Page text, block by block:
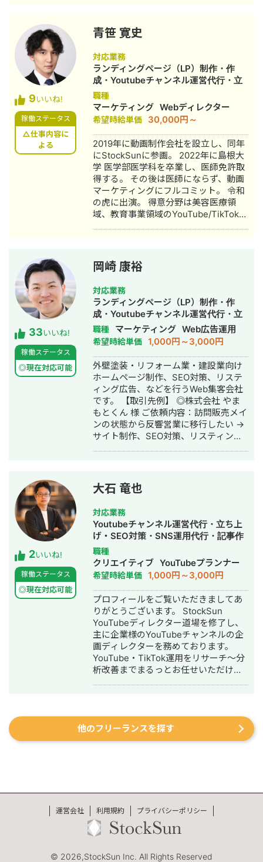
対策を1人で担当し、月間アクセス数を
約7倍(3,000→約22,000)、月間問い合
わせ件数を1件から4〜5件まで成長。
・人材系SEOメディアにてKW「商標名
+評判」で1位、「転職エージェント お
すすめ」で10位以内を獲得。
#YouTube ・法人向けYouTubeチャン
ネル運営に立ち上げ時から携わり、チ
ャンネル登録者数4,000人、月間商談獲
得10〜15件達成。 →企画、台本作成、
撮影、編集、分析全て担当。 ■ 主な経
験業界 ・買取サービス ・不用品回収
・人材紹介：toC/toBいずれも経験あり
・営業代行 ・SaaS ・広告代理店 ・飲
食店 ・官公庁
26歳で退職。国家資格取得を目指し医
療短期大学へ入学。 ■ 柔道整復師 国
家資格取得・整形外科入職 資格取得
後、岐阜県内の整形外科クリニックに
入職。臨床の現場で集客・経営課題を
肌で感じ、デジタルマーケティングへ
の関心が深まる。 ■ 誠美接骨院 創
業・FC学習塾 オーナー就任 岐阜県に
「誠美接骨院」を開業。県下初の取り
組みとして交通事故専門弁護士法人と
の業務提携を締結し、客単価80,000円
の高単価ビジネスモデルを確立。その
後、FC学習塾「キミノスクール岐阜
校」のオーナーとしても教育事業に参
入。自院・塾の集客でSNSやLINEを活
用したデジタルマーケティングを実
践・検証する中で、中小企業向けの
Webコンサルティング事業を開始。現
13年目） 「地域の利益を生み出し課題
解決を実現する（Regional Yield
Solution REALIZE）」をミッションに
掲げ、岐阜県を拠点に全国の中小企
業・スタートアップを対象としたSNS
プロモーション・デジタルPR戦略支援
事業を展開。 Instagram・X・
TikTok・YouTube・LINEの全SNSプラ
ットフォームに対応した一気通貫の伴
走型PR支援を提供し、累計支援実績
300社以上。Lステップ正規代理店・iス
テップ正規代理店として、LINE・
Instagramの自動化支援にも対応。 代
理店ビジネスでは1年間で174社の加盟
獲得・売上9,500万円を達成するなど、
地方発のデジタルマーケティング会社
として実績を積み上げています。
9いいね!
稼働ステータス
△仕事内容に
よる
青笹 寛史
対応業務
ランディングページ（LP）制作・作
成・Youtubeチャンネル運営代行・立
ち上げ・新規事業立上・SNS運用代
行・キャスティング・動画制作・動画
編集
職種
マーケティング Webディレクター
希望時給単価 30,000円～
2019年に動画制作会社を設立し、同年
にStockSunに参画。 2022年に島根大
学 医学部医学科を卒業し、医師免許取
得する。 その後は医師にならず、動画
マーケティングにフルコミット。 令和
の虎に出演。 得意分野は美容医療領
域、教育事業領域のYouTube/TikTokの
33いいね!
稼働ステータス
◎現在対応可能
岡崎 康裕
対応業務
ランディングページ（LP）制作・作
成・Youtubeチャンネル運営代行・立
ち上げ・SEO対策・新規事業立上・
SNS運用代行・記事作成代行・ライテ
ィング・ホームページ制作・作成・バ
ナー制作・デザイン・リスティング広
告運用代行・オウンドメディア制作・
構築・運用代行・動画制作・動画編集
職種 マーケティング Web広告運用
希望時給単価 1,000円～3,000円
外壁塗装・リフォーム業・建設業向け
ホームページ制作、SEO対策、リステ
ィング広告、などを行うWeb集客会社
です。 【取引先例】 ◎株式会社 やま
もとくん 様 ご依頼内容：訪問販売メイ
ンの状態から反響営業に移行したい →
サイト制作、SEO対策、リスティング
ムコーポレーション（ユーペイント）
様 ご依頼内容：Web集客を依頼したい
→サイト制作、SEO対策、リスティン
グ広告運用を実施 ◎商工会・業界メデ
ィア支援例 「東村山市商工会」様 「外
壁塗装の窓口」様 ほか多数 ◎難関キー
ワードで上位表示 ・「屋根」で1位 ・
「ガルバリウム 鋼板」で1位 ・「塗り
壁」で1位 ・「外壁塗装」で3位 ・「埼
玉 リフォーム」「千葉県 外壁塗装」
「つくば市 外壁塗装」など地域キーワ
ードでも1位を多数獲得 【自己紹介】
・高校卒業後、札幌市で老舗の施工会
社に就職。職人として活動する ・
RIZAPの子会社に転職し、10年勤務。
事業部で最年少の支配人となり、新規
出店などを経験 ・副業だったマーケテ
ィング技術をもって独立 ・個人事業と
連続で150％以上の業績アップを実現
【略歴】 2018年〜2021年 ・外壁塗装
会社の集客のプロとして個人事業主で
https://s.lmes.jp/landing-
qr/2000788262-7YNDe1MK?
uLand=UGw3dP トソーマ株式会社公
相談も受け付けています。 興味がある
2いいね!
稼働ステータス
◎現在対応可能
大石 竜也
対応業務
Youtubeチャンネル運営代行・立ち上
げ・SEO対策・SNS運用代行・記事作
成代行・ライティング・動画制作・動
画編集・AI活用
職種
クリエイティブ YouTubeプランナー
希望時給単価 1,000円～3,000円
プロフィールをご覧いただきましてあ
りがとうございます。 StockSun
YouTubeディレクター道場を修了し、
主に企業様のYouTubeチャンネルの企
画ディレクターを務めております。
YouTube・TikTok運用をリサーチ～分
析改善までまるっとお任せいただけま
に携わる ▷2024年 フリーランスとし
て独立 └YouTube戦略立案 └動画制作
└YouTubeコンサル └TikTok運用代行
注実績200件以上(クラウドソーシング
サイト、オンラインサロン等) ・リサー
チからチャンネル設計、企画立案、動
しております クラウドワークスの発注
他のフリーランスを探す
運営会社 利用規約 プライバシーポリシー
© 2026,StockSun Inc. All Rights Reserved